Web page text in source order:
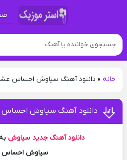
خانه» دانلود آهنگ سیاوش احساس
دانلود آهنگ سیاوش
دانلود آهنگ جدید سیاوش
سیاوش